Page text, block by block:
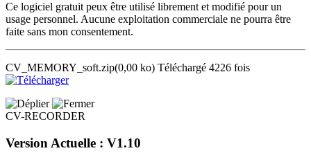
Ce logiciel gratuit peux être utilisé librement et modifié pour un
usage personnel. Aucune exploitation commerciale ne pourra être
faite sans mon consentement.
CV_MEMORY_soft.zip(0,00 ko) Téléchargé 4226 fois
CV-RECORDER
Version Actuelle : V1.10